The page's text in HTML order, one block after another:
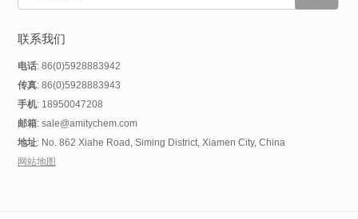
联系我们
电话: 86(0)5928883942
传真: 86(0)5928883943
手机: 18950047208
邮箱: sale@amitychem.com
地址: No. 862 Xiahe Road, Siming District, Xiamen City, China
网站地图